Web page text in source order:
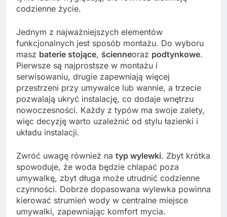
codzienne życie.
Jednym z najważniejszych elementów
funkcjonalnych jest sposób montażu. Do wyboru
masz baterie stojące, ścienneoraz podtynkowe.
Pierwsze są najprostsze w montażu i
serwisowaniu, drugie zapewniają więcej
przestrzeni przy umywalce lub wannie, a trzecie
pozwalają ukryć instalację, co dodaje wnętrzu
nowoczesności. Każdy z typów ma swoje zalety,
więc decyzję warto uzależnić od stylu łazienki i
układu instalacji.
Zwróć uwagę również na typ wylewki. Zbyt krótka
spowoduje, że woda będzie chlapać poza
umywalkę, zbyt długa może utrudnić codzienne
czynności. Dobrze dopasowana wylewka powinna
kierować strumień wody w centralne miejsce
umywalki, zapewniając komfort mycia.